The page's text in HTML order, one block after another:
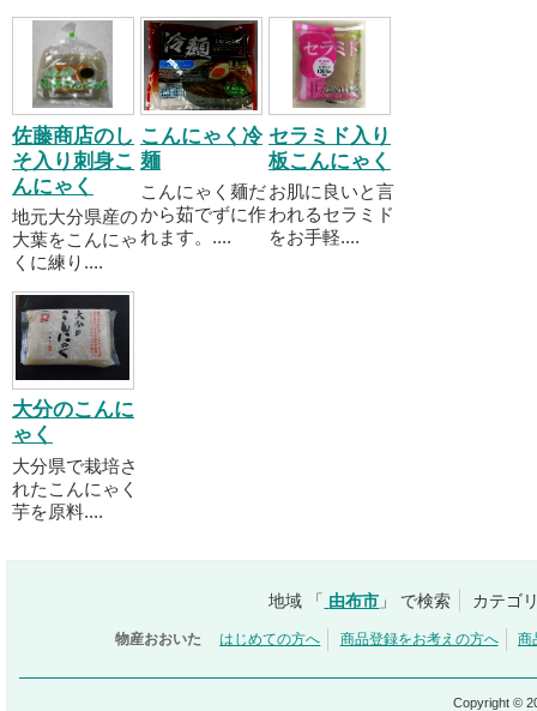
佐藤商店のし
そ入り刺身こ
んにゃく
地元大分県産の
大葉をこんにゃ
くに練り....
こんにゃく冷
麺
こんにゃく麺だ
から茹でずに作
れます。....
セラミド入り
板こんにゃく
お肌に良いと言
われるセラミド
をお手軽....
大分のこんに
ゃく
大分県で栽培さ
れたこんにゃく
芋を原料....
地域 「 由布市 」 で検索 カテゴ
物産おおいた はじめての方へ 商品登録をお考えの方へ 商
Copyright ©